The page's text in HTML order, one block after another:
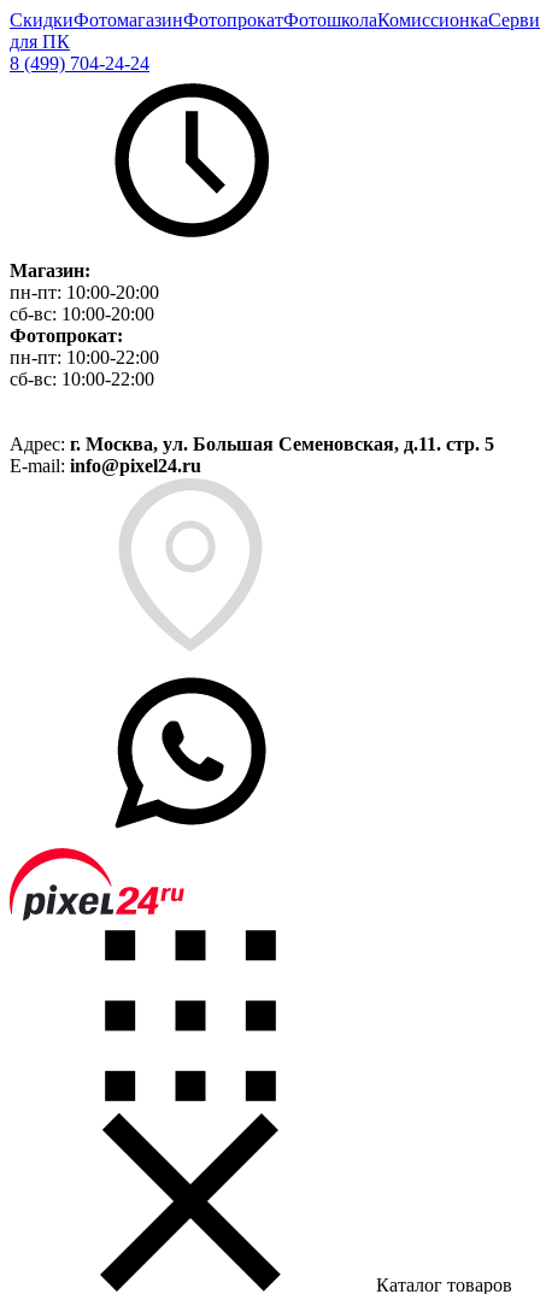
СкидкиФотомагазинФотопрокатФотошколаКомиссионка
для ПК
8 (499) 704-24-24
Магазин:
пн-пт: 10:00-20:00
сб-вс: 10:00-20:00
Фотопрокат:
пн-пт: 10:00-22:00
сб-вс: 10:00-22:00
Адрес: г. Москва, ул. Большая Семеновская, д.11. стр. 5
E-mail: info@pixel24.ru
Каталог товаров